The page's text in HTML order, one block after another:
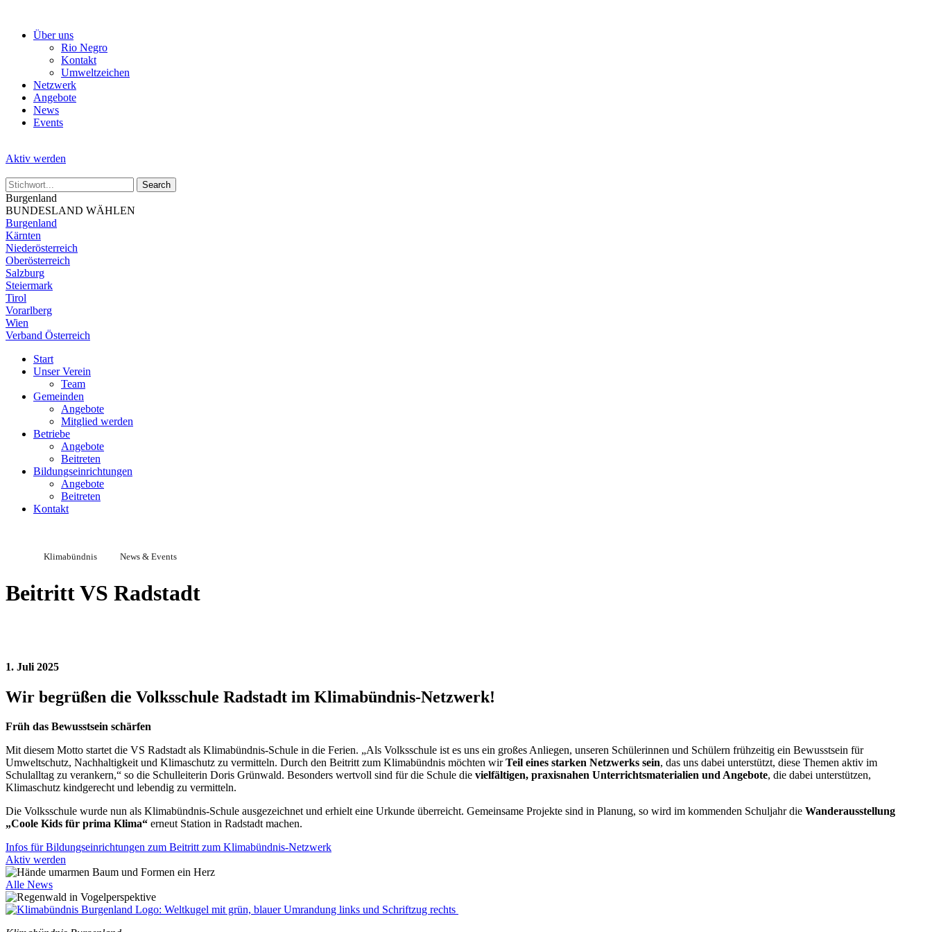
Über uns
Rio Negro
Kontakt
Umweltzeichen
Netzwerk
Angebote
News
Events
Aktiv werden
Burgenland
BUNDESLAND WÄHLEN
Burgenland
Kärnten
Niederösterreich
Oberösterreich
Salzburg
Steiermark
Tirol
Vorarlberg
Wien
Verband Österreich
Start
Unser Verein
Team
Gemeinden
Angebote
Mitglied werden
Betriebe
Angebote
Beitreten
Bildungseinrichtungen
Angebote
Beitreten
Kontakt
Klimabündnis News & Events
Beitritt VS Radstadt
1. Juli 2025
Wir begrüßen die Volksschule Radstadt im Klimabündnis-Netzwerk!
Früh das Bewusstsein schärfen
Mit diesem Motto startet die VS Radstadt als Klimabündnis-Schule in die Ferien. „Als Volksschule ist es uns ein großes Anliegen, unseren Schülerinnen und Schülern frühzeitig ein Bewusstsein für
Umweltschutz, Nachhaltigkeit und Klimaschutz zu vermitteln. Durch den Beitritt zum Klimabündnis möchten wirTeil eines starken Netzwerks sein, das uns dabei unterstützt, diese Themen aktiv im
Schulalltag zu verankern,“ so die Schulleiterin Doris Grünwald. Besonders wertvoll sind für die Schule die vielfältigen, praxisnahen Unterrichtsmaterialien und Angebote, die dabei unterstützen,
Klimaschutz kindgerecht und lebendig zu vermitteln.
Die Volksschule wurde nun als Klimabündnis-Schule ausgezeichnet und erhielt eine Urkunde überreicht. Gemeinsame Projekte sind in Planung, so wird im kommenden Schuljahr die Wanderausstellung
„Coole Kids für prima Klima“ erneut Station in Radstadt machen.
Infos für Bildungseinrichtungen zum Beitritt zum Klimabündnis-Netzwerk
Aktiv werden
Alle News